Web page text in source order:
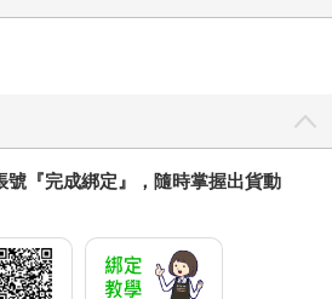
號『完成綁定』，隨時掌握出貨動